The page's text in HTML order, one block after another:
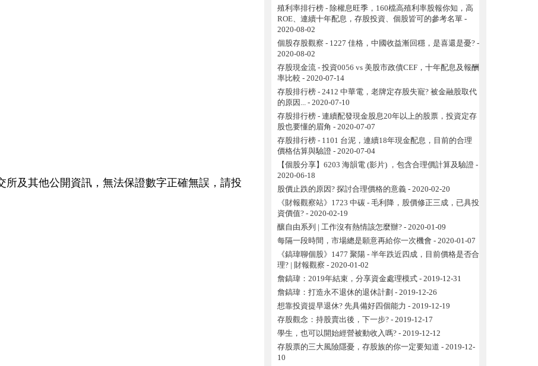
及其他公開資訊，無法保證數字正確無誤，請投
殖利率排行榜 - 除權息旺季，160檔高殖利率股報你知，高
ROE、連續十年配息，存股投資、個股皆可的參考名單-
2020-08-02
個股存股觀察 - 1227 佳格，中國收益漸回穩，是喜還是憂?-
2020-08-02
存股現金流 - 投資0056 vs 美股市政債CEF，十年配息及報酬
率比較 - 2020-07-14
存股排行榜 - 2412 中華電，老牌定存股失寵? 被金融股取代
的原因...- 2020-07-10
存股排行榜 - 連續配發現金股息20年以上的股票，投資定存
股也要懂的眉角 - 2020-07-07
存股排行榜 - 1101 台泥，連續18年現金配息，目前的合理
價格估算與驗證- 2020-07-04
【個股分享】6203 海韻電 (影片) ，包含合理價計算及驗證-
2020-06-18
股價止跌的原因? 探討合理價格的意義- 2020-02-20
《財報觀察站》1723 中碳 - 毛利降，股價修正三成，已具投
資價值?- 2020-02-19
釀自由系列 | 工作沒有熱情該怎麼辦?- 2020-01-09
每隔一段時間，市場總是願意再給你一次機會 - 2020-01-07
《鎬瑋聊個股》1477 聚陽 - 半年跌近四成，目前價格是否合
理? | 財報觀察 - 2020-01-02
詹鎬瑋：2019年結束，分享資金處理模式- 2019-12-31
詹鎬瑋：打造永不退休的退休計劃 - 2019-12-26
想靠投資提早退休? 先具備好四個能力 - 2019-12-19
存股觀念：持股賣出後，下一步?- 2019-12-17
學生，也可以開始經營被動收入嗎?- 2019-12-12
存股票的三大風險隱憂，存股族的你一定要知道 - 2019-12-
10